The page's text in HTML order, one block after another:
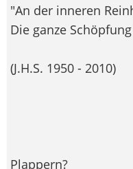
"An der inneren
Die ganze
(J.H.S. 1950 - 2010)
Plappern?